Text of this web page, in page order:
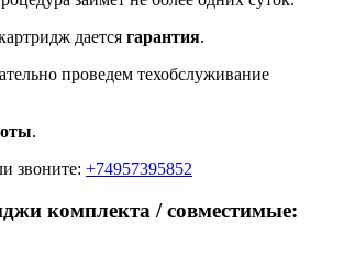
дается гарантия.
проведем техобслуживание
.
звоните: +74957395852
комплекта / совместимые: